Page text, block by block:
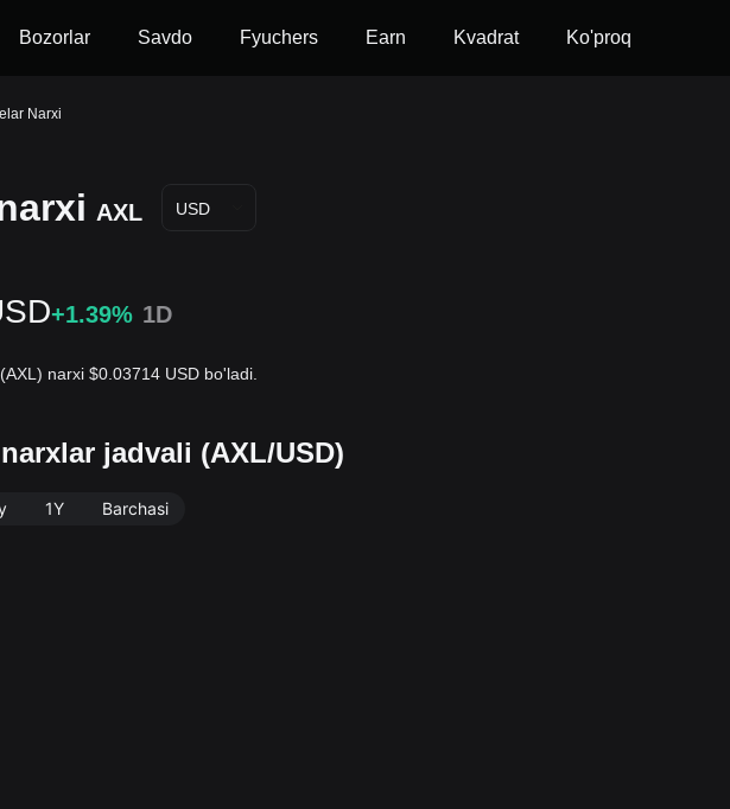
Bozorlar Savdo Fyuchers Earn Kvadrat Ko'proq
Narxi
AXL USD
+1.39% 1D
narxi $0.03714 USD bo'ladi.
jadvali (AXL/USD)
1Y Barchasi